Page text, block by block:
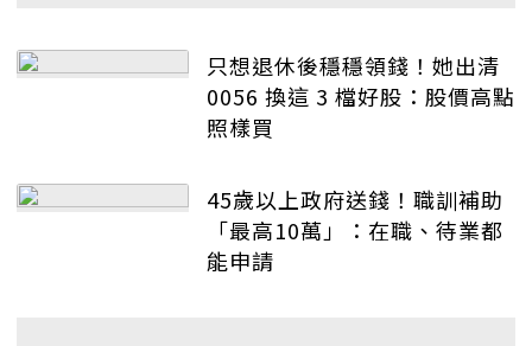
只想退休後穩穩領錢！她出清
0056 換這 3 檔好股：股價高點
照樣買
45歲以上政府送錢！職訓補助
「最高10萬」：在職、待業都
能申請